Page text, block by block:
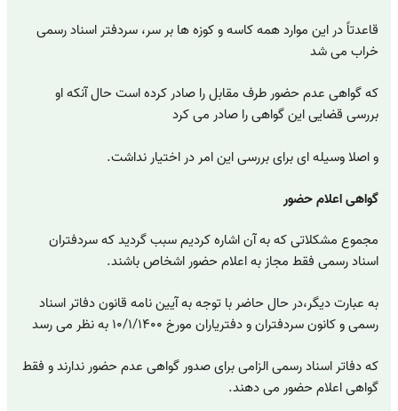
قاعدتاً در این موارد همه کاسه و کوزه ها بر سر، سردفتر اسناد رسمی
خراب می شد
که گواهی عدم حضور طرف مقابل را صادر کرده است حال آنکه او
بررسی قضایی این گواهی را صادر می کرد
و اصلا وسیله ای برای بررسی این امر در اختیار نداشت.
گواهی اعلام حضور
مجموع مشکلاتی که به آن اشاره کردیم سبب گردید که سردفتران
اسناد رسمی فقط مجاز به اعلام حضور اشخاص باشند.
به عبارت دیگر،در حال حاضر با توجه به آیین نامه قانون دفاتر اسناد
رسمی و کانون سردفتران و دفتریاران مورخ ۱۰/۱/۱۴۰۰ به نظر می رسد
که دفاتر اسناد رسمی الزامی برای صدور گواهی عدم حضور ندارند و فقط
گواهی اعلام حضور می دهند.